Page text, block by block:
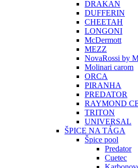
DRAKAN
DUFFERIN
CHEETAH
LONGONI
McDermott
MEZZ
NovaRossi by
Molinari carom
ORCA
PIRANHA
PREDATOR
RAYMOND
TRITON
UNIVERSAL
ŠPICE NA TÁGA
Špice pool
Predator
Cuetec